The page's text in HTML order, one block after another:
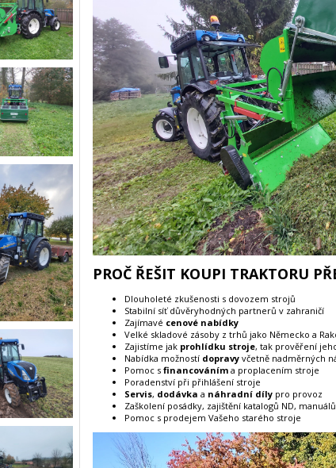
PROČ ŘEŠIT KOUPI TRAKTORU
Dlouholeté zkušenosti s dovozem strojů
Stabilní síť důvěryhodných partnerů v zahraničí
Zajímavé cenové nabídky
Velké skladové zásoby z trhů jako Německo a
Zajistíme jak prohlídku stroje, tak prověření
Nabídka možností dopravy včetně nadměrných
Pomoc s financováním a proplacením stroje
Poradenství při přihlášení stroje
Servis, dodávka a náhradní díly pro provoz
Zaškolení posádky, zajištění katalogů ND, manuálů
Pomoc s prodejem Vašeho starého stroje